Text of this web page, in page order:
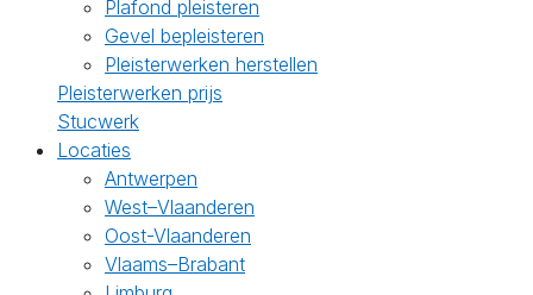
Plafond pleisteren
Gevel bepleisteren
Pleisterwerken herstellen
Pleisterwerken prijs
Stucwerk
Locaties
Antwerpen
West–Vlaanderen
Oost-Vlaanderen
Vlaams–Brabant